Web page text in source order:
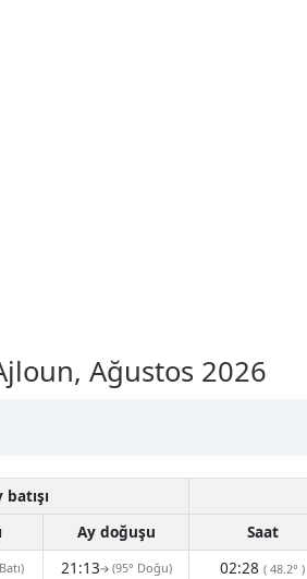
Ağustos 2026
Ay doğuşu Saat
21:13↑ (95° Doğu) 02:28 ( 48.2° )